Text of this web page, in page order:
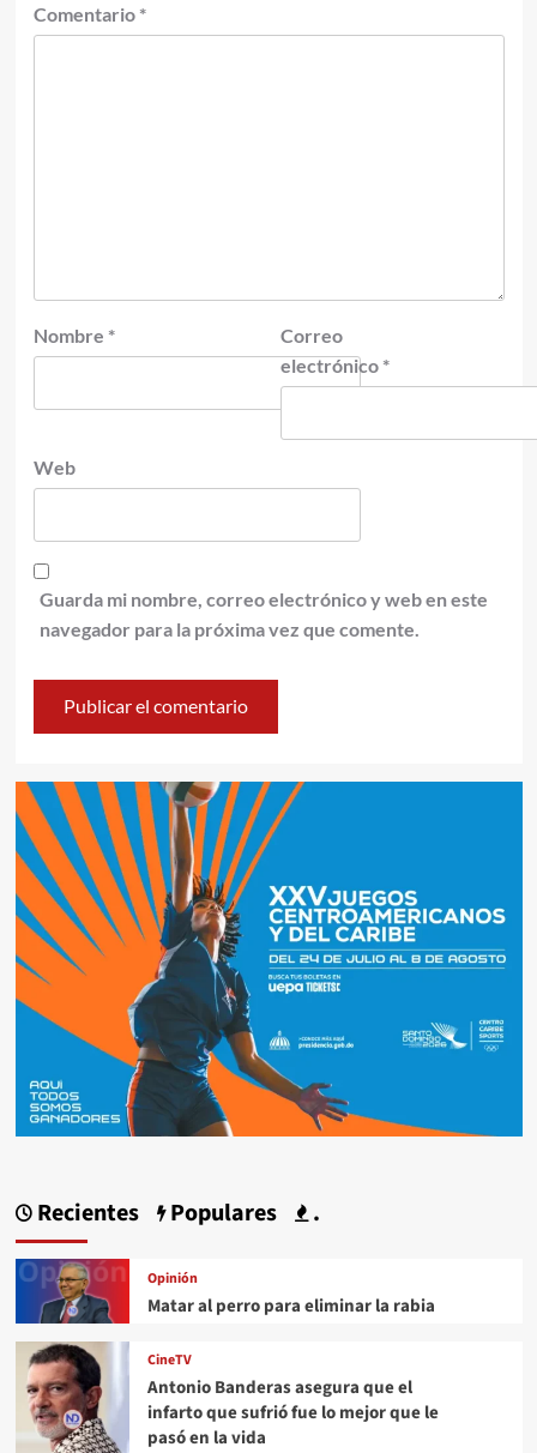
Comentario *
Nombre *
Correo
electrónico *
Web
Guarda mi nombre, correo electrónico y web en este
navegador para la próxima vez que comente.
Recientes Populares .
Opinión
Matar al perro para eliminar la rabia
CineTV
Antonio Banderas asegura que el
infarto que sufrió fue lo mejor que le
pasó en la vida